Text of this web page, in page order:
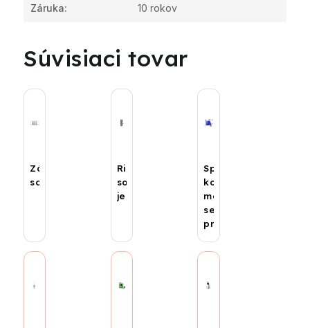
Záruka: 10 rokov
Súvisiaci tovar
Zásobníky
solárne
Riadiace
solárne
jednotky
Spojenie
kolektorov
medzi
sebou,
príslušenstvo